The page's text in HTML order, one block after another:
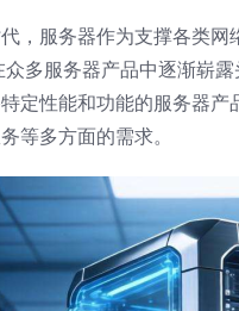
，服务器作为支撑各类
多服务器产品中逐渐崭
定性能和功能的服务器
等多方面的需求。